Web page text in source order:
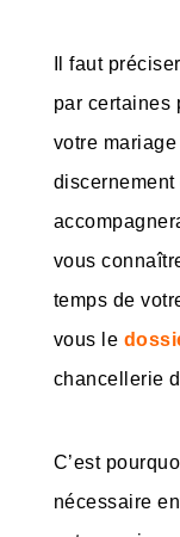
Il faut
par certaines
votre
vous
temps de
vous le
chancellerie
C’est
nécessaire